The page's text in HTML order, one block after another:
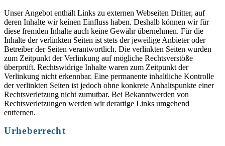
Unser Angebot enthält Links zu externen Webseiten Dritter, auf
deren Inhalte wir keinen Einfluss haben. Deshalb können wir für
diese fremden Inhalte auch keine Gewähr übernehmen. Für die
Inhalte der verlinkten Seiten ist stets der jeweilige Anbieter oder
Betreiber der Seiten verantwortlich. Die verlinkten Seiten wurden
zum Zeitpunkt der Verlinkung auf mögliche Rechtsverstöße
überprüft. Rechtswidrige Inhalte waren zum Zeitpunkt der
Verlinkung nicht erkennbar. Eine permanente inhaltliche Kontrolle
der verlinkten Seiten ist jedoch ohne konkrete Anhaltspunkte einer
Rechtsverletzung nicht zumutbar. Bei Bekanntwerden von
Rechtsverletzungen werden wir derartige Links umgehend
entfernen.
Urheberrecht